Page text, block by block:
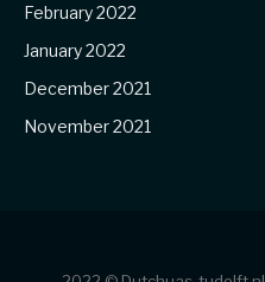
February 2022
January 2022
December 2021
November 2021